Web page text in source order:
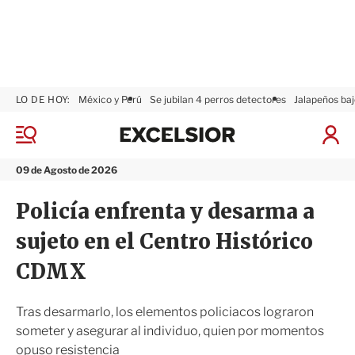
M
n
09 de Agosto de 2026
LO DE HOY: México y Perú Se jubilan 4 perros detectores Jalapeños
I
x
i
o
r
Policía enfrenta y desarma a
sujeto en el Centro Histórico
CDMX
Tras desarmarlo, los elementos policiacos lograron
someter y asegurar al individuo, quien por momentos
opuso resistencia